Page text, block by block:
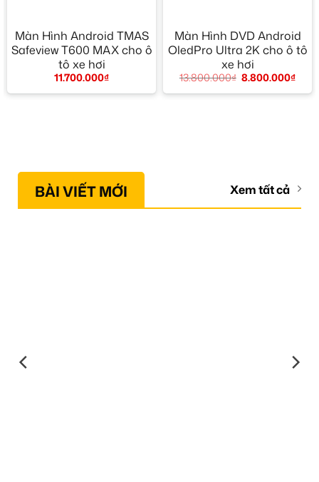
Màn Hình Android TMAS
Safeview T600 MAX cho ô
tô xe hơi
11.700.000₫
Màn Hình DVD Android
OledPro Ultra 2K cho ô tô
xe hơi
13.800.000₫ 8.800.000₫
BÀI VIẾT MỚI Xem tất cả